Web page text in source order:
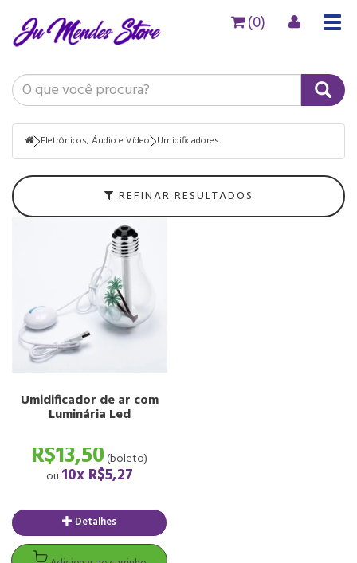
(0)
Eletrônicos, Áudio e Vídeo Umidificadores
REFINAR RESULTADOS
Filtrar
Eletrônicos,
Áudio
e
Vídeo
de
Preço
Umidificador de ar com
Luminária Led
R$13,50(boleto)
ou 10x R$5,27